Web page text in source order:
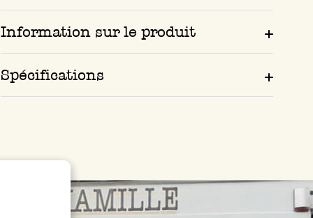
Information sur le produit
Spécifications